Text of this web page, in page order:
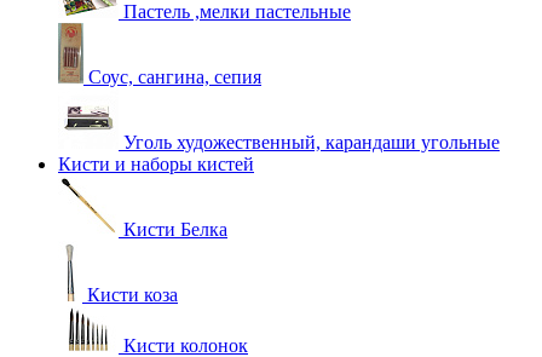
Пастель ,мелки пастельные
Соус, сангина, сепия
Уголь художественный, карандаши угольные
Кисти и наборы кистей
Кисти Белка
Кисти коза
Кисти колонок